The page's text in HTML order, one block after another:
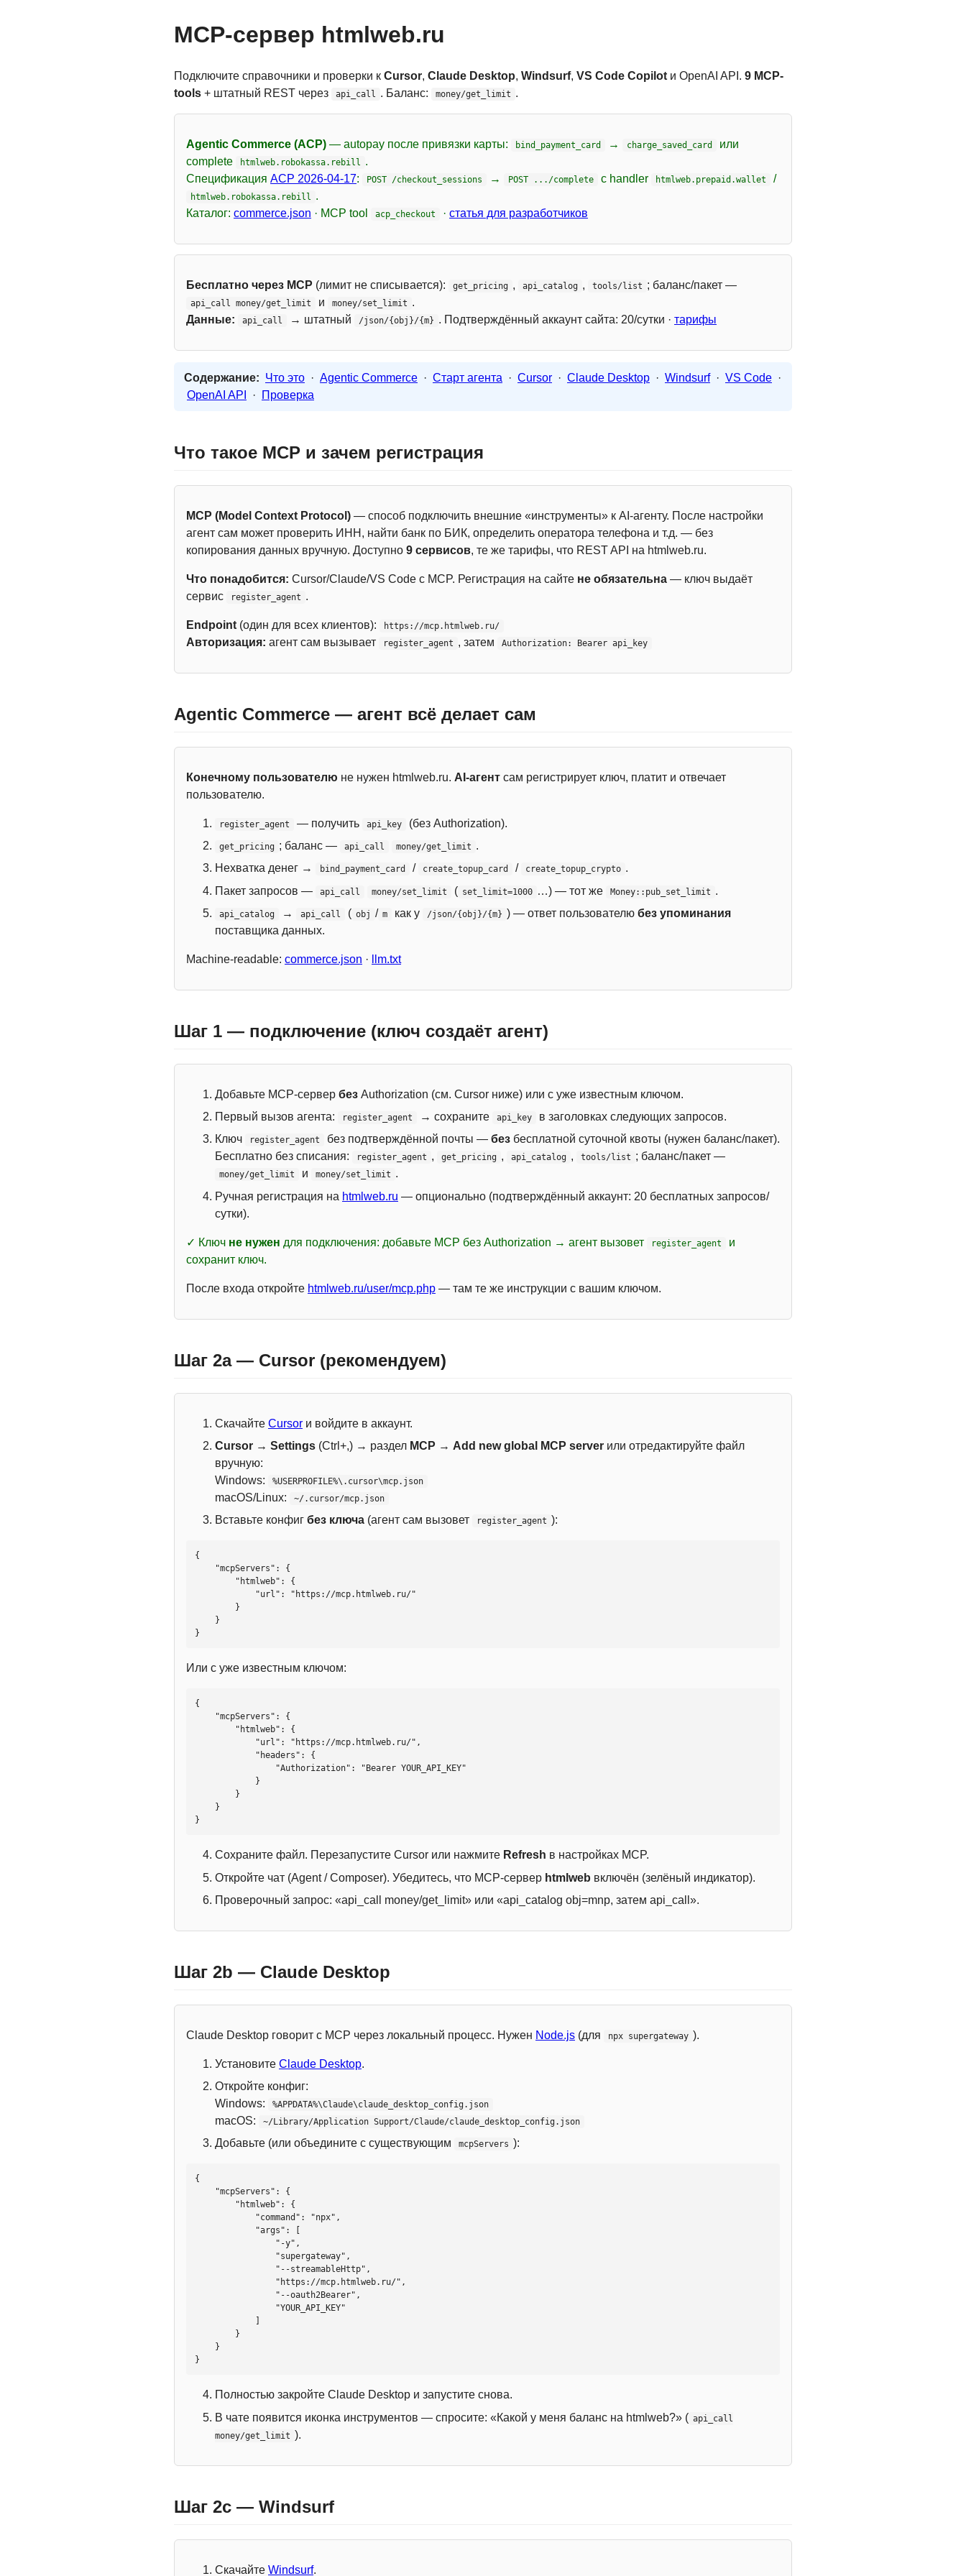
MCP-сервер htmlweb.ru
Подключите справочники и проверки к Cursor, Claude Desktop, Windsurf, VS Code Copilotи OpenAI API. 9 MCP-
tools + штатный REST через api_call . Баланс: money/get_limit .
Agentic Commerce (ACP) — autopay после привязки карты: bind_payment_card → charge_saved_card
или
complete
htmlweb.robokassa.rebill .
Спецификация ACP 2026-04-17: POST /checkout_sessions → POST .../complete с handler htmlweb.prepaid.wallet /
htmlweb.robokassa.rebill .
Каталог: commerce.json · MCP tool acp_checkout · статья для разработчиков
Бесплатно через MCP (лимит не списывается): get_pricing , api_catalog , tools/list ; баланс/пакет —
api_call money/get_limit и money/set_limit .
Данные:
api_call → штатный /json/{obj}/{m} . Подтверждённый аккаунт сайта: 20/сутки · тарифы
Содержание: Что это · Agentic Commerce · Старт агента · Cursor · Claude Desktop · Windsurf · VS Code ·
OpenAI API
· Проверка
Что такое MCP и зачем регистрация
MCP (Model Context Protocol) — способ подключить внешние «инструменты» к AI-агенту. После настройки
агент сам может проверить ИНН, найти банк по БИК, определить оператора телефона и т.д. — без
копирования данных вручную. Доступно 9 сервисов, те же тарифы, что REST API на htmlweb.ru.
Что понадобится: Cursor/Claude/VS Code с MCP. Регистрация на сайте не обязательна — ключ выдаёт
сервис
register_agent .
Endpoint (один для всех клиентов): https://mcp.htmlweb.ru/
Авторизация: агент сам вызывает register_agent , затем Authorization: Bearer api_key
Agentic Commerce — агент всё делает сам
Конечному пользователю не нужен htmlweb.ru. AI-агент сам регистрирует ключ, платит и отвечает
пользователю.
register_agent — получить api_key (без Authorization).
get_pricing ; баланс — api_call money/get_limit .
Нехватка денег →
bind_payment_card / create_topup_card / create_topup_crypto .
Пакет запросов —
api_call money/set_limit ( set_limit=1000 …) — тот же Money::pub_set_limit .
api_catalog → api_call ( obj / m как у /json/{obj}/{m} ) — ответ пользователю без упоминания
поставщика данных.
Machine-readable: commerce.json · llm.txt
Шаг 1 — подключение (ключ создаёт агент)
Добавьте MCP-сервер без Authorization (см. Cursor ниже) или с уже известным ключом.
Первый вызов агента:
register_agent → сохраните api_key
в заголовках следующих запросов.
Ключ
register_agent без подтверждённой почты — без бесплатной суточной квоты (нужен баланс/пакет).
Бесплатно без списания:
register_agent , get_pricing , api_catalog , tools/list ; баланс/пакет —
money/get_limit и money/set_limit .
Ручная регистрация на htmlweb.ru — опционально (подтверждённый аккаунт: 20 бесплатных запросов/
сутки).
✓ Ключ не нужен для подключения: добавьте MCP без Authorization → агент вызовет register_agent
и
сохранит ключ.
После входа откройте htmlweb.ru/user/mcp.php — там те же инструкции с вашим ключом.
Шаг 2a — Cursor (рекомендуем)
Скачайте Cursor и войдите в аккаунт.
Cursor → Settings (Ctrl+,) → раздел MCP → Add new global MCP server или отредактируйте файл
вручную:
Windows:
%USERPROFILE%\.cursor\mcp.json
macOS/Linux: ~/.cursor/mcp.json
Вставьте конфиг без ключа (агент сам вызовет register_agent ):
{
}
Или с уже известным ключом:
{
}
Сохраните файл. Перезапустите Cursor или нажмите Refresh в настройках MCP.
Откройте чат (Agent / Composer). Убедитесь, что MCP-сервер htmlweb включён (зелёный индикатор).
Проверочный запрос: «api_call money/get_limit» или «api_catalog obj=mnp, затем api_call».
Шаг 2b — Claude Desktop
Claude Desktop говорит с MCP через локальный процесс. Нужен Node.js (для npx supergateway ).
Установите Claude Desktop.
Откройте конфиг:
Windows:
%APPDATA%\Claude\claude_desktop_config.json
macOS: ~/Library/Application Support/Claude/claude_desktop_config.json
Добавьте (или объедините с существующим mcpServers ):
{
}
Полностью закройте Claude Desktop и запустите снова.
В чате появится иконка инструментов — спросите: «Какой у меня баланс на htmlweb?» ( api_call
money/get_limit ).
Шаг 2c — Windsurf
Скачайте Windsurf.